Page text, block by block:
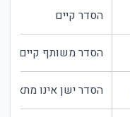
הסדר קיים
הסדר משותף קיים
הסדר ישן אינו מתאים